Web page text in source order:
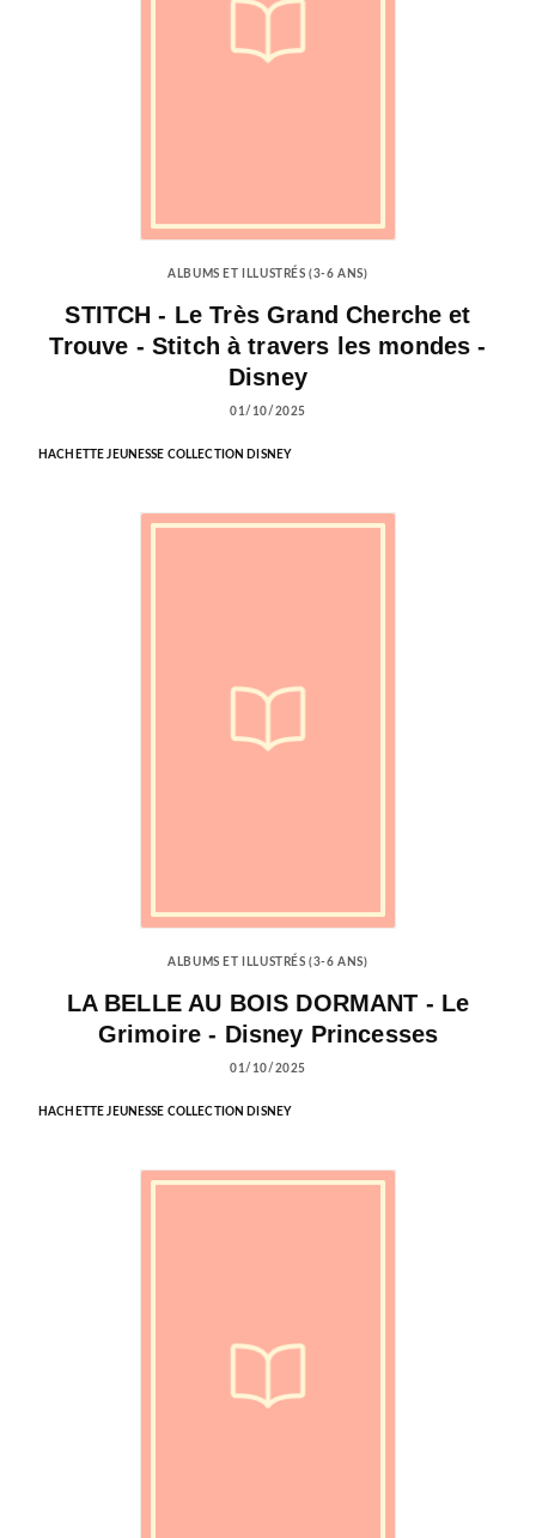
ALBUMS ET ILLUSTRÉS (3-6 ANS)
STITCH - Le Très Grand Cherche et
Trouve - Stitch à travers les mondes -
Disney
01/10/2025
HACHETTE JEUNESSE COLLECTION DISNEY
ALBUMS ET ILLUSTRÉS (3-6 ANS)
LA BELLE AU BOIS DORMANT - Le
Grimoire - Disney Princesses
01/10/2025
HACHETTE JEUNESSE COLLECTION DISNEY